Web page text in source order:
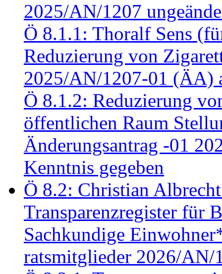
2025/AN/1207
Ö 8.1.1: Thoralf Sens
Reduzierung von
2025/AN/1207-01 (ÄA)
Ö 8.1.2: Reduzierung
öffentlichen Raum
Änderungsantrag -01
Kenntnis gegeben
Ö 8.2: Christian
Transparenzregister für
Sachkundige
ratsmitglieder 2026/AN/